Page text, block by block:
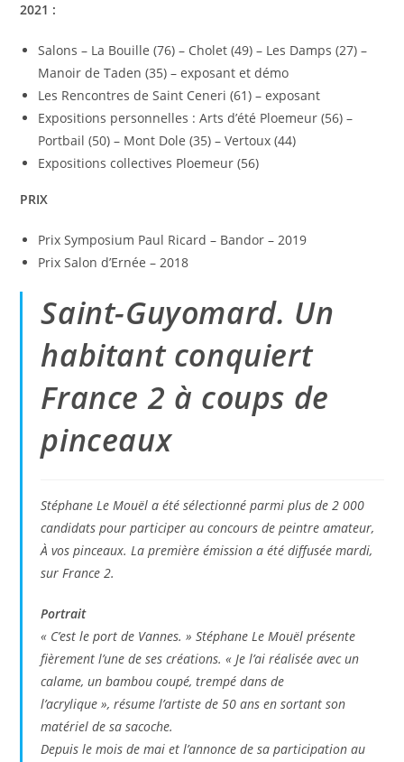
2021 :
Salons – La Bouille (76) – Cholet (49) – Les Damps (27) –
Manoir de Taden (35) – exposant et démo
Les Rencontres de Saint Ceneri (61) – exposant
Expositions personnelles : Arts d’été Ploemeur (56) –
Portbail (50) – Mont Dole (35) – Vertoux (44)
Expositions collectives Ploemeur (56)
PRIX
Prix Symposium Paul Ricard – Bandor – 2019
Prix Salon d’Ernée – 2018
Saint-Guyomard. Un
habitant conquiert
France 2 à coups de
pinceaux
Stéphane Le Mouël a été sélectionné parmi plus de 2 000
candidats pour participer au concours de peintre amateur,
À vos pinceaux. La première émission a été diffusée mardi,
sur France 2.
Portrait
« C’est le port de Vannes. » Stéphane Le Mouël présente
fièrement l’une de ses créations.« Je l’ai réalisée avec un
calame, un bambou coupé, trempé dans de
l’acrylique », résume l’artiste de 50 ans en sortant son
matériel de sa sacoche.
Depuis le mois de mai et l’annonce de sa participation au